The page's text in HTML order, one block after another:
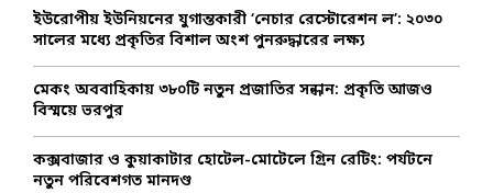
ইউরোপীয় ইউনিয়নের যুগান্তকারী ‘নেচার রেস্টোরেশন ল’: ২০৩০
সালের মধ্যে প্রকৃতির বিশাল অংশ পুনরুদ্ধারের লক্ষ্য
মেকং অববাহিকায় ৩৮০টি নতুন প্রজাতির সন্ধান: প্রকৃতি আজও
বিস্ময়ে ভরপুর
কক্সবাজার ও কুয়াকাটার হোটেল-মোটেলে গ্রিন রেটিং: পর্যটনে
নতুন পরিবেশগত মানদণ্ড